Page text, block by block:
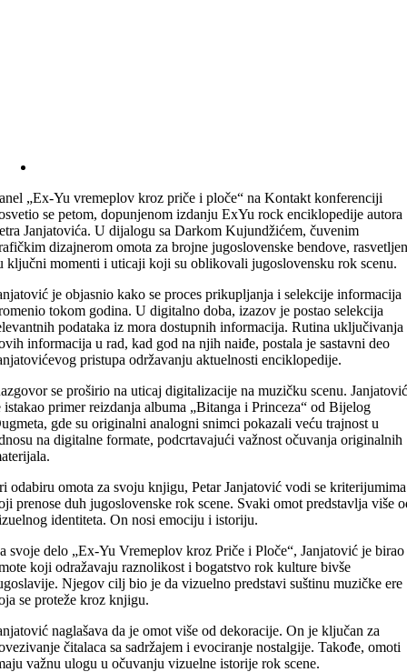
„Ex-Yu vremeplov kroz priče i ploče“ na Kontakt konferenciji
se petom, dopunjenom izdanju ExYu rock enciklopedije autora
Janjatovića. U dijalogu sa Darkom Kujundžićem, čuvenim
dizajnerom omota za brojne jugoslovenske bendove,
ključni momenti i uticaji koji su oblikovali jugoslovensku rok scenu.
je objasnio kako se proces prikupljanja i selekcije informacija
tokom godina. U digitalno doba, izazov je postao selekcija
podataka iz mora dostupnih informacija. Rutina uključivanja
informacija u rad, kad god na njih naiđe, postala je sastavni deo
pristupa održavanju aktuelnosti enciklopedije.
se proširio na uticaj digitalizacije na muzičku scenu.
istakao primer reizdanja albuma „Bitanga i Princeza“ od Bijelog
gde su originalni analogni snimci pokazali veću trajnost u
na digitalne formate, podcrtavajući važnost očuvanja originalnih
odabiru omota za svoju knjigu, Petar Janjatović vodi se kriterijumima
prenose duh jugoslovenske rok scene. Svaki omot predstavlja više
identiteta. On nosi emociju i istoriju.
svoje delo „Ex-Yu Vremeplov kroz Priče i Ploče“, Janjatović je birao
koji odražavaju raznolikost i bogatstvo rok kulture bivše
Njegov cilj bio je da vizuelno predstavi suštinu muzičke ere
se proteže kroz knjigu.
naglašava da je omot više od dekoracije. On je ključan za
čitalaca sa sadržajem i evociranje nostalgije. Takođe, omoti
važnu ulogu u očuvanju vizuelne istorije rok scene.